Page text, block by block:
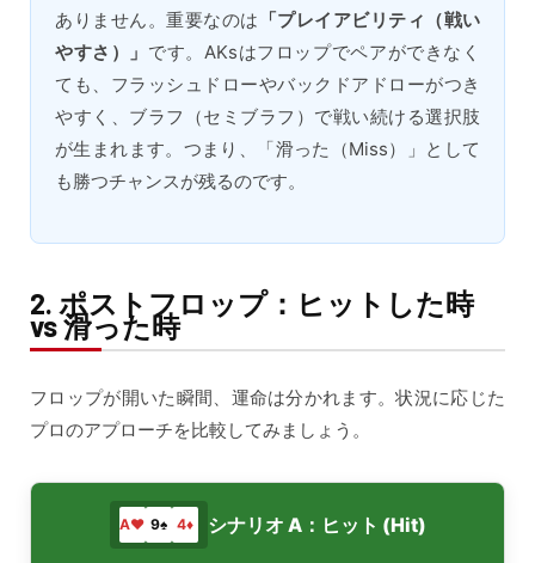
ありません。重要なのは 「プレイアビリティ（戦い
やすさ）」 です。AKsはフロップでペアができなく
ても、フラッシュドローやバックドアドローがつき
やすく、ブラフ（セミブラフ）で戦い続ける選択肢
が生まれます。つまり、「滑った（Miss）」として
も勝つチャンスが残るのです。
2. ポストフロップ：ヒットした時
vs 滑った時
フロップが開いた瞬間、運命は分かれます。状況に応じた
プロのアプローチを比較してみましょう。
A♥ 9♠ 4♦ シナリオ A：ヒット (Hit)